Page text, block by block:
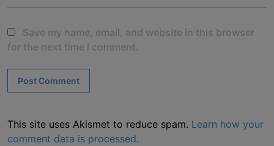
Save my name, email, and website in this browser
for the next time I comment.
This site uses Akismet to reduce spam. Learn how your
comment data is processed.